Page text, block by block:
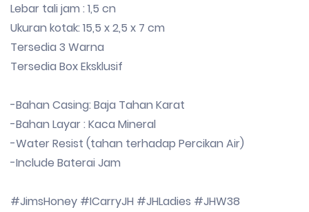
Lebar tali jam : 1,5 cn
Ukuran kotak: 15,5 x 2,5 x 7 cm
Tersedia 3 Warna
Tersedia Box Eksklusif
-Bahan Casing: Baja Tahan Karat
-Bahan Layar : Kaca Mineral
-Water Resist (tahan terhadap Percikan Air)
-Include Baterai Jam
#JimsHoney #ICarryJH #JHLadies #JHW38